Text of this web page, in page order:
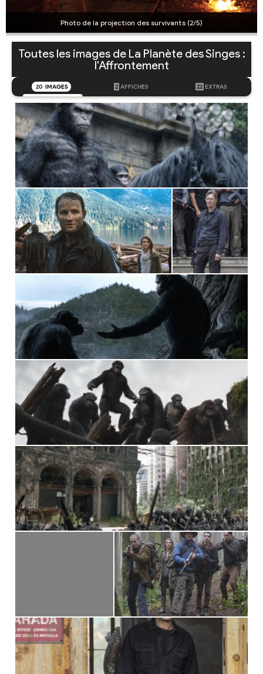
Photo de la projection des survivants (2/5)
Toutes les images de La Planète des Singes :
l'Affrontement
20 IMAGES 2 AFFICHES 22 EXTRAS